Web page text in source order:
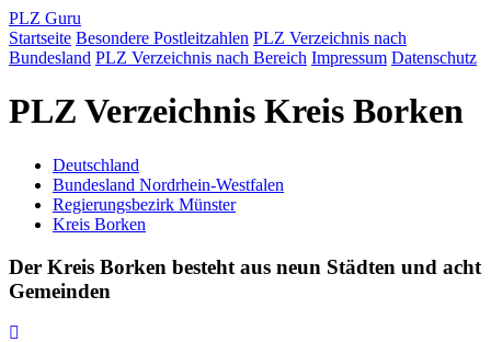
PLZ Guru
Startseite Besondere Postleitzahlen PLZ Verzeichnis nach
Bundesland PLZ Verzeichnis nach Bereich Impressum Datenschutz
PLZ Verzeichnis Kreis Borken
Deutschland
Bundesland Nordrhein-Westfalen
Regierungsbezirk Münster
Kreis Borken
Der Kreis Borken besteht aus neun Städten und acht
Gemeinden